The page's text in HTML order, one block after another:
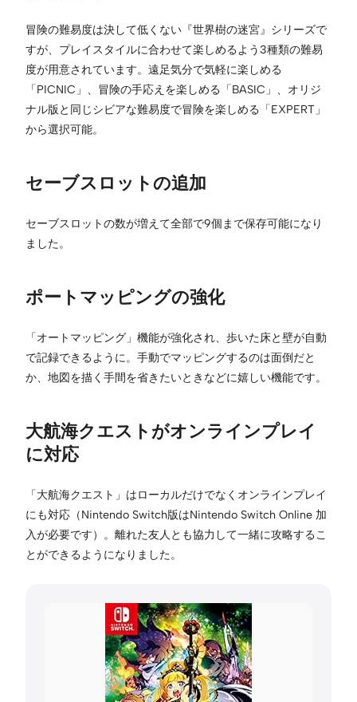
冒険の難易度は決して低くない『世界樹の迷宮』シリーズで
すが、プレイスタイルに合わせて楽しめるよう3種類の難易
度が用意されています。遠足気分で気軽に楽しめる
「PICNIC」、冒険の手応えを楽しめる「BASIC」、オリジ
ナル版と同じシビアな難易度で冒険を楽しめる「EXPERT」
から選択可能。
セーブスロットの追加
セーブスロットの数が増えて全部で9個まで保存可能になり
ました。
ポートマッピングの強化
「オートマッピング」機能が強化され、歩いた床と壁が自動
で記録できるように。手動でマッピングするのは面倒だと
か、地図を描く手間を省きたいときなどに嬉しい機能です。
大航海クエストがオンラインプレイ
に対応
「大航海クエスト」はローカルだけでなくオンラインプレイ
にも対応（Nintendo Switch版はNintendo Switch Online 加
入が必要です）。離れた友人とも協力して一緒に攻略するこ
とができるようになりました。